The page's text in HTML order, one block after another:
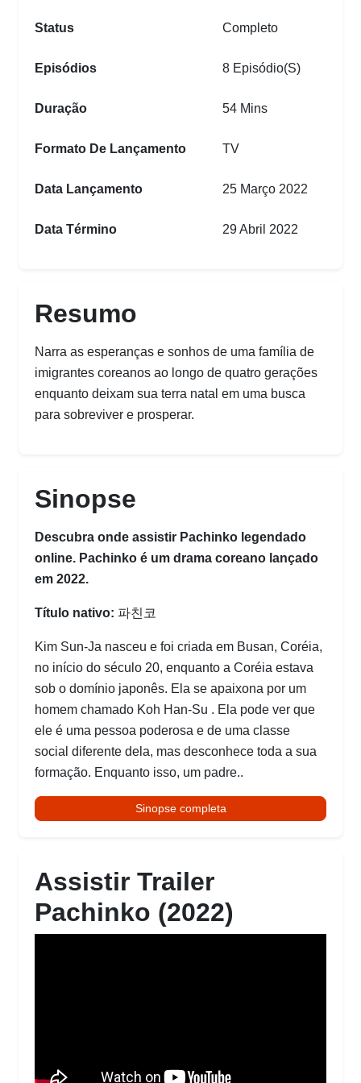
Status Completo
Episódios 8 Episódio(s)
Duração 54 Mins
Formato De Lançamento TV
Data Lançamento 25 Março 2022
Data Término 29 Abril 2022
Resumo
Narra as esperanças e sonhos de uma família de
imigrantes coreanos ao longo de quatro gerações
enquanto deixam sua terra natal em uma busca
para sobreviver e prosperar.
Sinopse
Descubra onde assistir Pachinko legendado
online. Pachinko é um drama coreano lançado
em 2022.
Título nativo: 파친코
Kim Sun-Ja nasceu e foi criada em Busan, Coréia,
no início do século 20, enquanto a Coréia estava
sob o domínio japonês. Ela se apaixona por um
homem chamado Koh Han-Su . Ela pode ver que
ele é uma pessoa poderosa e de uma classe
social diferente dela, mas desconhece toda a sua
formação. Enquanto isso, um padre..
Sinopse completa
Assistir Trailer
Pachinko (2022)